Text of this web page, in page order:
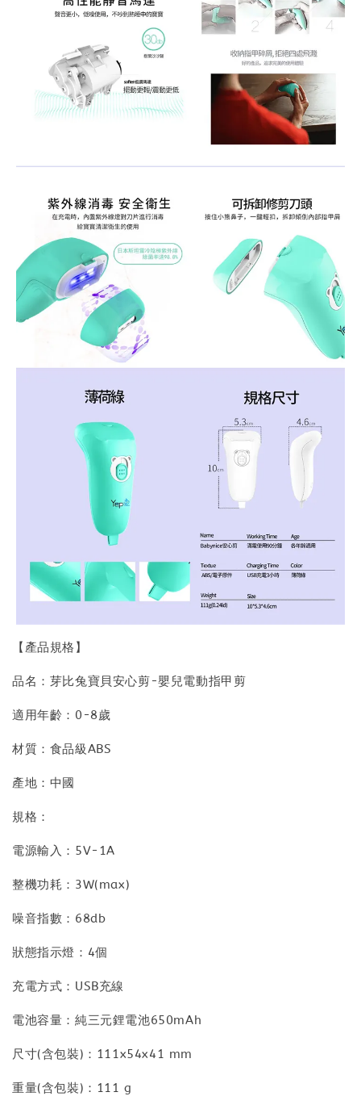
【產品規格】
品名：芽比兔寶貝安心剪-嬰兒電動指甲剪
適用年齡：0-8歲
材質：食品級ABS
產地：中國
規格：
電源輸入：5V-1A
整機功耗：3W(max)
噪音指數：68db
狀態指示燈：4個
充電方式：USB充線
電池容量：純三元鋰電池650mAh
尺寸(含包裝)：111x54x41 mm
重量(含包裝)：111 g